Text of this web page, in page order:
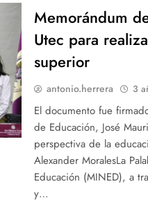
Memorándum
Utec para
superior
antonio.herrera 3
El documento fue
de Educación, José
perspectiva de la
Alexander MoralesLa
Educación (MINED), a
y…